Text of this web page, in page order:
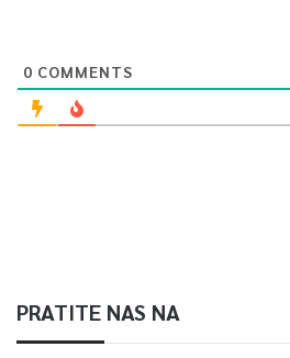
0 COMMENTS
PRATITE NAS NA